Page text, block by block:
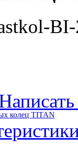
колец TITAN